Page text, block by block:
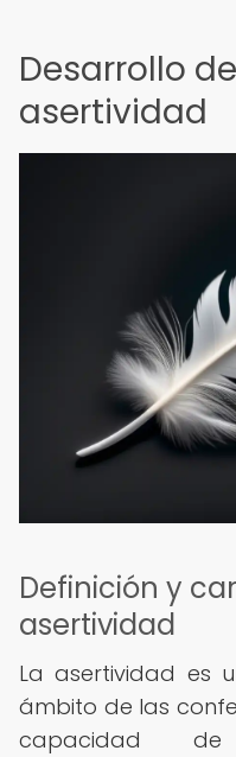
Desarrollo
asertividad
Definición y
asertividad
La asertividad es
ámbito de las
capacidad de